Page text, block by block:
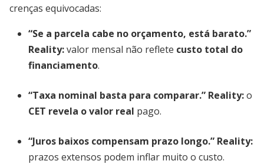
crenças equivocadas:
“Se a parcela cabe no orçamento, está barato.”
Reality:valor mensal não reflete custo total do
financiamento.
“Taxa nominal basta para comparar.” Reality:o
CET revela o valor real pago.
“Juros baixos compensam prazo longo.” Reality:
prazos extensos podem inflar muito o custo.